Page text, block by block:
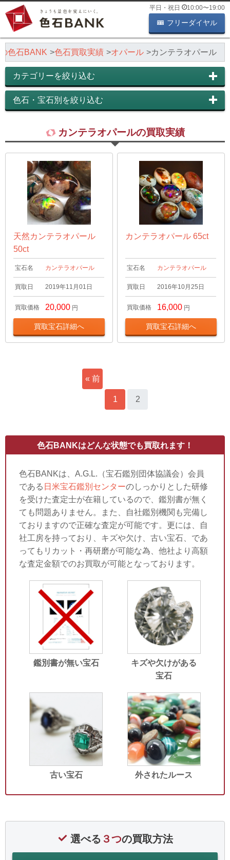
平日・祝日 10:00〜19:00
フリーダイヤル
色石BANK 色石買取実績 オパール カンテラオパール
カテゴリーを絞り込む
色石・宝石別を絞り込む
カンテラオパールの買取実績
天然カンテラオパール
50ct
宝石名 カンテラオパール
買取日 2019年11月01日
買取価格 20,000 円
買取宝石詳細へ
カンテラオパール 65ct
宝石名 カンテラオパール
買取日 2016年10月25日
買取価格 16,000 円
買取宝石詳細へ
« 前
1 2
色石BANKはどんな状態でも買取れます！
色石BANKは、A.G.L.（宝石鑑別団体協議会）会員
である 日米宝石鑑別センターのしっかりとした研修
を受けた査定士が在籍しているので、鑑別書が無く
ても問題ありません。また、自社鑑別機関も完備し
ておりますので正確な査定が可能です。更には、自
社工房を持っており、キズや欠け、古い宝石、であ
ってもリカット・再研磨が可能な為、他社より高額
な査定金額でのお買取が可能となっております。
鑑別書が無い宝石
キズや欠けがある
宝石
古い宝石 外されたルース
選べる ３つの買取方法